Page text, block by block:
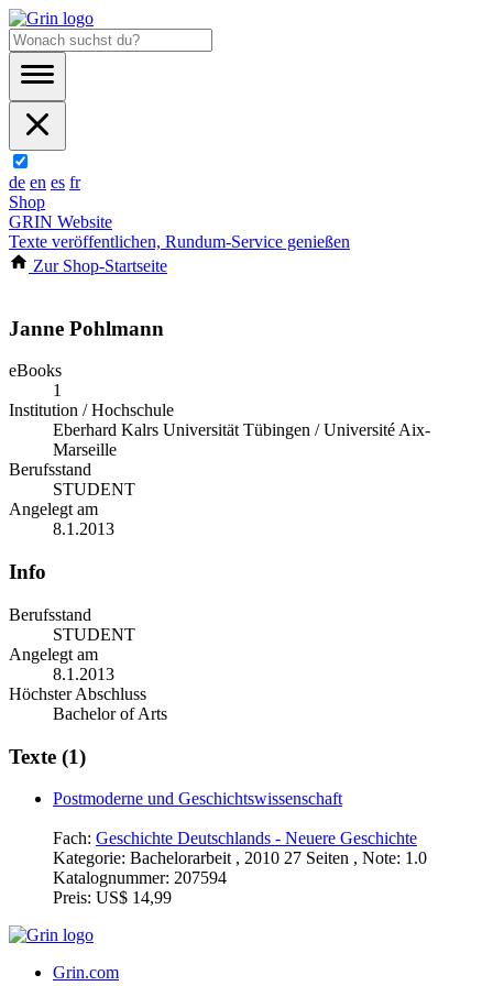
de en es fr
Shop
GRIN Website
Texte veröffentlichen, Rundum-Service genießen
Zur Shop-Startseite
Janne Pohlmann
eBooks
1
Institution / Hochschule
Eberhard Kalrs Universität Tübingen / Université Aix-
Marseille
Berufsstand
STUDENT
Angelegt am
8.1.2013
Info
Berufsstand
STUDENT
Angelegt am
8.1.2013
Höchster Abschluss
Bachelor of Arts
Texte (1)
Postmoderne und Geschichtswissenschaft
Fach: Geschichte Deutschlands - Neuere Geschichte
Kategorie: Bachelorarbeit , 2010 27 Seiten , Note: 1.0
Katalognummer: 207594
Preis: US$ 14,99
Grin.com